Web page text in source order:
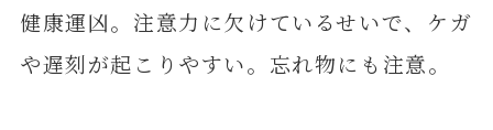
健康運凶。注意力に欠けているせいで、ケガ
や遅刻が起こりやすい。忘れ物にも注意。